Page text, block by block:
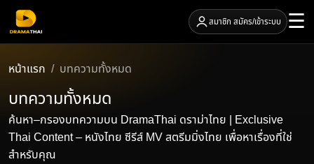
สมาชิก สมัคร/เข้าระบบ ☰
หน้าแรก บทความทั้งหมด
บทความทั้งหมด
ค้นหา–กรองบทความบน DramaThai ดราม่าไทย | Exclusive
Thai Content – หนังไทย ซีรีส์ MV สตรีมมิ่งไทย เพื่อหาเรื่องที่ใช่
สำหรับคุณ